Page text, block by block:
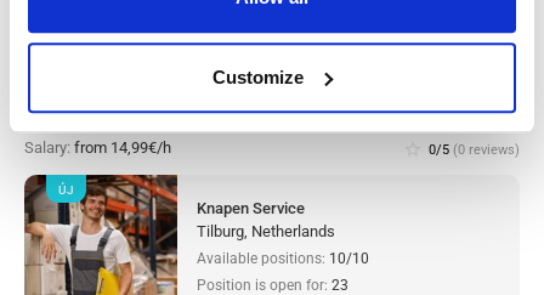
Customize
Warehouse worker sorter Tilburg,
Salary: from 14,99€/h star_border 0/5 (0 reviews)
Knapen Service
Tilburg, Netherlands
Available positions: 10/10
Position is open for: 23
ÚJ